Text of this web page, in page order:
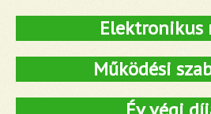
Elektronikus
Működési